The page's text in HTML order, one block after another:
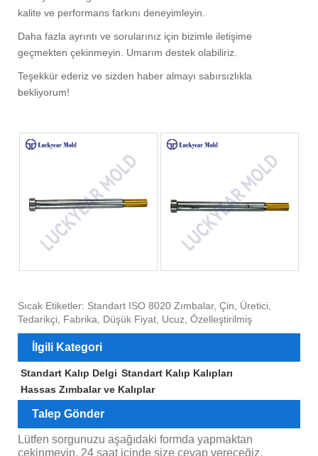
kalite ve performans farkını deneyimleyin.
Daha fazla ayrıntı ve sorularınız için bizimle iletişime
geçmekten çekinmeyin. Umarım destek olabiliriz.
Teşekkür ederiz ve sizden haber almayı sabırsızlıkla
bekliyorum!
Sıcak Etiketler: Standart ISO 8020 Zımbalar, Çin, Üretici,
Tedarikçi, Fabrika, Düşük Fiyat, Ucuz, Özelleştirilmiş
İlgili Kategori
Standart Kalıp Delgi Standart Kalıp Kalıpları
Hassas Zımbalar ve Kalıplar
Talep Gönder
Lütfen sorgunuzu aşağıdaki formda yapmaktan
çekinmeyin. 24 saat içinde size cevap vereceğiz.